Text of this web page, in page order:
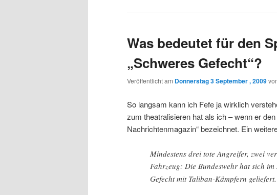
Was bedeutet für den
„Schweres Gefecht“?
Veröffentlicht am Donnerstag 3 September , 2009
So langsam kann ich Fefe ja wirklich
zum theatralisieren hat als ich – wenn er
Nachrichtenmagazin“ bezeichnet. Ein
Mindestens drei tote Angreifer, zwei
Fahrzeug: Die Bundeswehr hat sich
Gefecht mit Taliban-Kämpfern geliefert.